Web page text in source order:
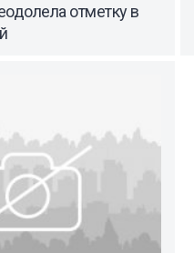
отметку в